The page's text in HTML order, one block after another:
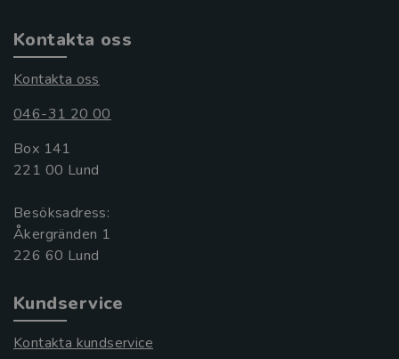
Kontakta oss
Kontakta oss
046-31 20 00
Box 141
221 00 Lund
Besöksadress:
Åkergränden 1
Kundservice
Kontakta kundservice